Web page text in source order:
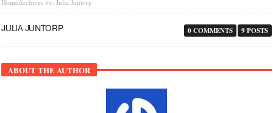
HomeArchives by: Julia Juntorp
JULIA JUNTORP 9 POSTS
0 COMMENTS
ABOUT THE AUTHOR